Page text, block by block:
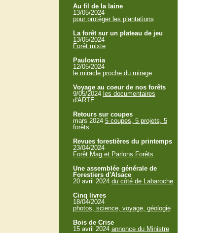
Au fil de la laine
13/05/2024
pour protéger les plantations
La forêt sur un plateau de jeu
13/05/2024
Forêt mixte
Paulownia
12/05/2024
le miracle proche du mirage
Voyage au coeur de nos forêts
9/05/2024 les documentaires
d'ARTE
Retours sur coupes
mars 2024 5 coupes, 5 projets, 5
forêts
Revues forestières du printemps
23/04/2024
Forêt Mag et Parlons Forêts
Une assemblée générale de
Forestiers d'Alsace
20 avril 2024 du côté de Labaroche
Cinq livres
18/04/2024
photos, science, voyage, géologie
Bois de Crise
15 avril 2024 annonce du Ministre